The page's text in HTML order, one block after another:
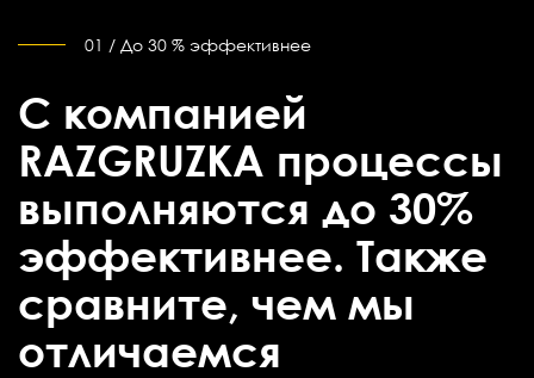
01 / До 30 % эффективнее
С компанией
RAZGRUZKA процессы
выполняются до 30%
эффективнее. Также
сравните, чем мы
отличаемся